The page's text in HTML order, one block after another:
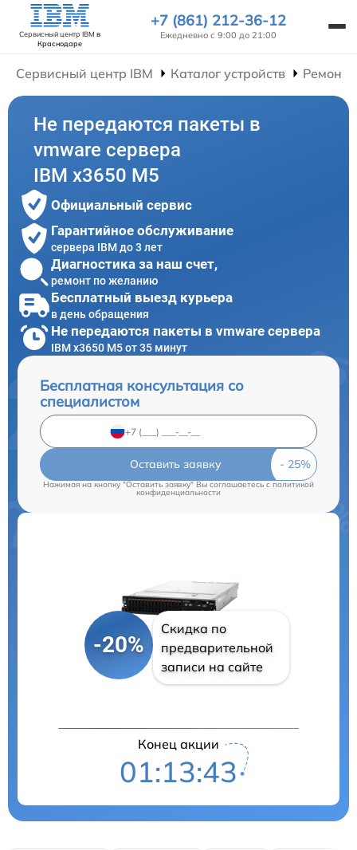
Сервисный центр IBM в
Краснодаре
+7 (861) 212-36-12
Ежедневно с 9:00 до 21:00
Сервисный центр IBM Каталог устройств Ремонт
Не передаются пакеты в
vmware сервера
IBM x3650 M5
Официальный сервис
Гарантийное обслуживание
сервера IBM до 3 лет
Диагностика за наш счет,
ремонт по желанию
Бесплатный выезд курьера
в день обращения
Не передаются пакеты в vmware сервера
IBM x3650 M5 от 35 минут
Бесплатная консультация со
специалистом
Оставить заявку
Нажимая на кнопку "Оставить заявку" Вы соглашаетесь c политикой
конфиденциальности
-20%
Скидка по
предварительной
записи на сайте
Конец акции
01:13:42